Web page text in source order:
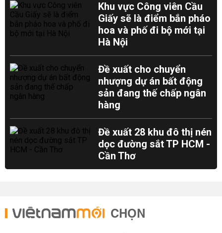
Khu vực Công viên Cầu
Giấy sẽ là điểm bắn pháo
hoa và phố đi bộ mới tại
Hà Nội
Đề xuất cho chuyển
nhượng dự án bất động
sản đang thế chấp ngân
hàng
Đề xuất 28 khu đô thị nén
dọc đường sắt TP HCM -
Cần Thơ
CHỌN